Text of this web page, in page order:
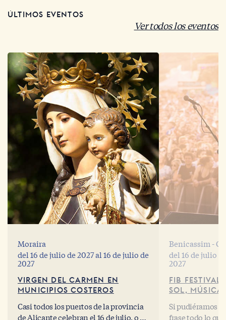
ÚLTIMOS EVENTOS
Ver todos los eventos
Moraira
del16 de julio de 2027al16 de julio de
2027
VIRGEN DEL CARMEN EN
MUNICIPIOS COSTEROS
Casi todos los puertos de la provincia
de Alicante celebran el 16 de julio, o en
Benicassim -
del 16 de julio
2027
FIB FESTIVAL
SOL, MÚSICA
Si pudiéramos
frase todo lo